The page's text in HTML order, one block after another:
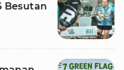
Besutan